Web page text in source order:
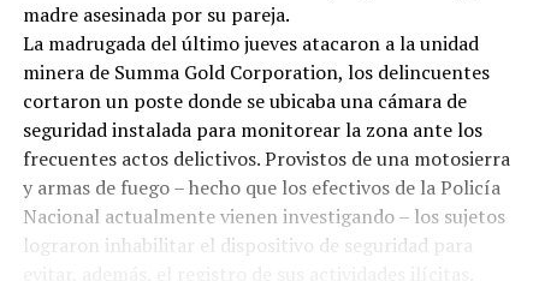
madre asesinada por su pareja.
La madrugada del último jueves atacaron a la unidad
minera de Summa Gold Corporation, los delincuentes
cortaron un poste donde se ubicaba una cámara de
seguridad instalada para monitorear la zona ante los
frecuentes actos delictivos. Provistos de una motosierra
y armas de fuego – hecho que los efectivos de la Policía
Nacional actualmente vienen investigando – los sujetos
lograron inhabilitar el dispositivo de seguridad para